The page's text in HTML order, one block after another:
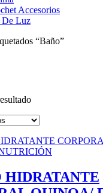
“Baño”
HIDRATANTE